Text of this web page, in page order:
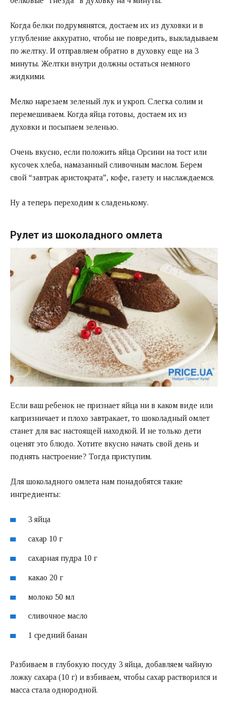
Когда белки подрумянятся, достаем их из духовки и в
углубление аккуратно, чтобы не повредить, выкладываем
по желтку. И отправляем обратно в духовку еще на 3
минуты. Желтки внутри должны остаться немного
жидкими.
Мелко нарезаем зеленый лук и укроп. Слегка солим и
перемешиваем. Когда яйца готовы, достаем их из
духовки и посыпаем зеленью.
Очень вкусно, если положить яйца Орсини на тост или
кусочек хлеба, намазанный сливочным маслом. Берем
свой “завтрак аристократа”, кофе, газету и наслаждаемся.
Ну а теперь переходим к сладенькому.
Рулет из шоколадного омлета
Если ваш ребенок не признает яйца ни в каком виде или
капризничает и плохо завтракает, то шоколадный омлет
станет для вас настоящей находкой. И не только дети
оценят это блюдо. Хотите вкусно начать свой день и
поднять настроение? Тогда приступим.
Для шоколадного омлета нам понадобятся такие
ингредиенты:
3 яйца
сахар 10 г
сахарная пудра 10 г
какао 20 г
молоко 50 мл
сливочное масло
1 средний банан
Разбиваем в глубокую посуду 3 яйца, добавляем чайную
ложку сахара (10 г) и взбиваем, чтобы сахар растворился и
масса стала однородной.